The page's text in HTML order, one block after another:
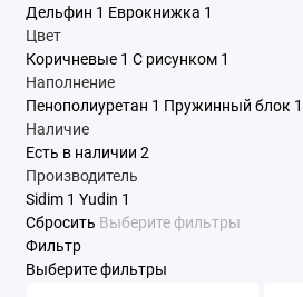
Дельфин 1 Еврокнижка 1
Цвет
Коричневые 1 С рисунком 1
Наполнение
Пенополиуретан 1 Пружинный блок 1
Наличие
Есть в наличии 2
Производитель
Sidim 1 Yudin 1
Сбросить Выберите фильтры
Фильтр
Выберите фильтры